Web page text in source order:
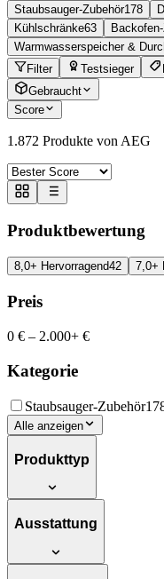
Staubsauger-Zubehör178
Kühlschränke63
Warmwasserspeicher &
Filter
Testsieger
Gebraucht
Score
1.872 Produkte von AEG
Produktbewertung
8,0+ Hervorragend42 7,0+
Preis
0 € – 2.000+ €
Kategorie
Staubsauger-Zubehör
Alle anzeigen
Produkttyp
Ausstattung